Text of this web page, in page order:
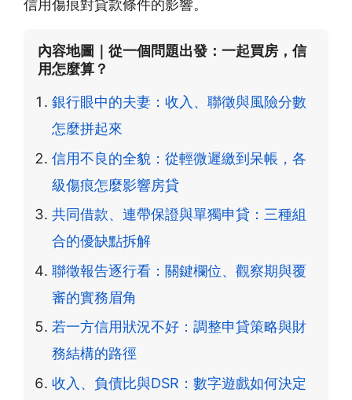
信用傷痕對貸款條件的影響。
內容地圖｜從一個問題出發：一起買房，信
用怎麼算？
銀行眼中的夫妻：收入、聯徵與風險分數
怎麼拼起來
信用不良的全貌：從輕微遲繳到呆帳，各
級傷痕怎麼影響房貸
共同借款、連帶保證與單獨申貸：三種組
合的優缺點拆解
聯徵報告逐行看：關鍵欄位、觀察期與覆
審的實務眉角
若一方信用狀況不好：調整申貸策略與財
務結構的路徑
收入、負債比與DSR：數字遊戲如何決定